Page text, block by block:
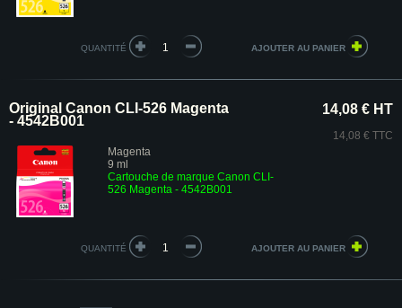
QUANTITÉ
Original Canon CLI-526 Magenta
- 4542B001
Magenta
9 ml
Cartouche de marque Canon CLI-
526 Magenta - 4542B001
14,08 € HT
14,08 € TTC
QUANTITÉ